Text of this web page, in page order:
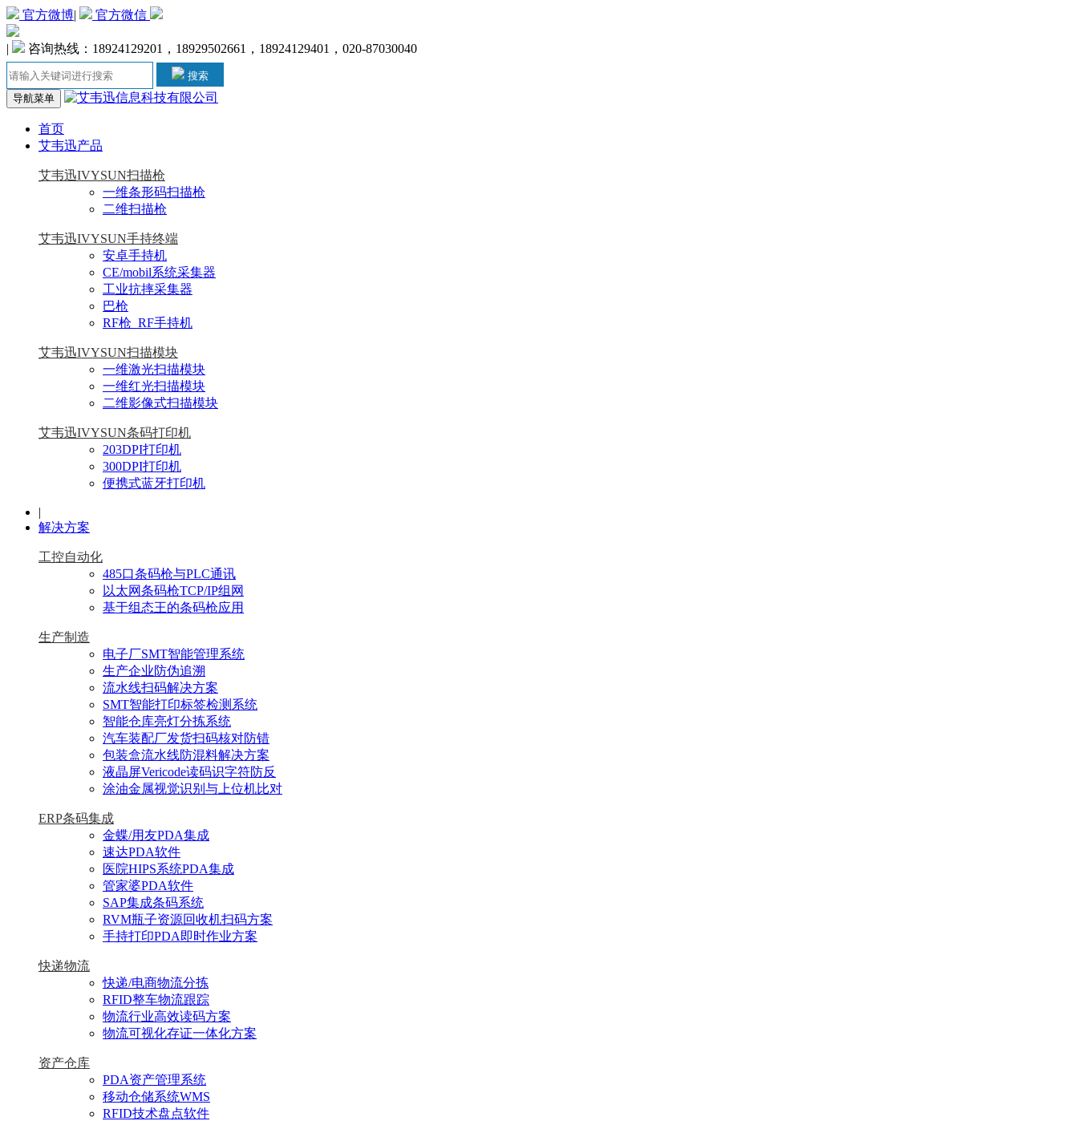
官方微博| 官方微信
| 咨询热线：18924129201，18929502661，18924129401，020-87030040
搜索
导航菜单
首页
艾韦迅产品
艾韦迅IVYSUN扫描枪
一维条形码扫描枪
二维扫描枪
艾韦迅IVYSUN手持终端
安卓手持机
CE/mobil系统采集器
工业抗摔采集器
巴枪
RF枪_RF手持机
艾韦迅IVYSUN扫描模块
一维激光扫描模块
一维红光扫描模块
二维影像式扫描模块
艾韦迅IVYSUN条码打印机
203DPI打印机
300DPI打印机
便携式蓝牙打印机
|
解决方案
工控自动化
485口条码枪与PLC通讯
以太网条码枪TCP/IP组网
基于组态王的条码枪应用
生产制造
电子厂SMT智能管理系统
生产企业防伪追溯
流水线扫码解决方案
SMT智能打印标签检测系统
智能仓库亮灯分拣系统
汽车装配厂发货扫码核对防错
包装盒流水线防混料解决方案
液晶屏Vericode读码识字符防反
涂油金属视觉识别与上位机比对
ERP条码集成
金蝶/用友PDA集成
速达PDA软件
医院HIPS系统PDA集成
管家婆PDA软件
SAP集成条码系统
RVM瓶子资源回收机扫码方案
手持打印PDA即时作业方案
快递物流
快递/电商物流分拣
RFID整车物流跟踪
物流行业高效读码方案
物流可视化存证一体化方案
资产仓库
PDA资产管理系统
移动仓储系统WMS
RFID技术盘点软件